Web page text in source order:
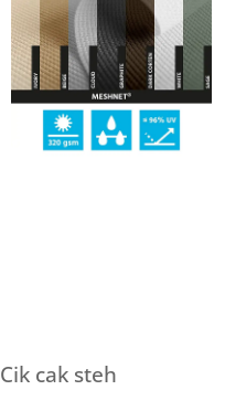
Cik cak steh